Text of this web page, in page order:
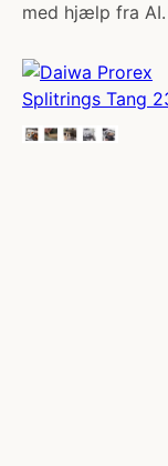
med hjælp fra AI.